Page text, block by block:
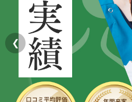
四十肩・五十肩
膝痛・関節痛
股関節の痛み
産後の不調・体型の崩れ
AREA エリアから探す
北海道
札幌エリア（13院）
東北
仙台エリア（4院）
ABOUT US 私たちについて
こころ整体院グループについて
初めての方へ
giversメソッドGIFT
ご予約はこちら
❮